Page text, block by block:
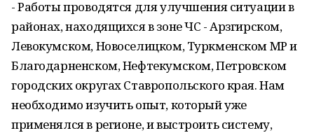
- Работы проводятся для улучшения ситуации в
районах, находящихся в зоне ЧС - Арзгирском,
Левокумском, Новоселицком, Туркменском МР и
Благодарненском, Нефтекумском, Петровском
городских округах Ставропольского края. Нам
необходимо изучить опыт, который уже
применялся в регионе, и выстроить систему,